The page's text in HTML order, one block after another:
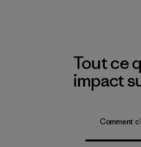
Tout ce
impact
Comment